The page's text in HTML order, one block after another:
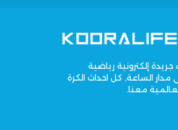
إلكترونية رياضية
الساعة, كل احداث الكرة
معنا.